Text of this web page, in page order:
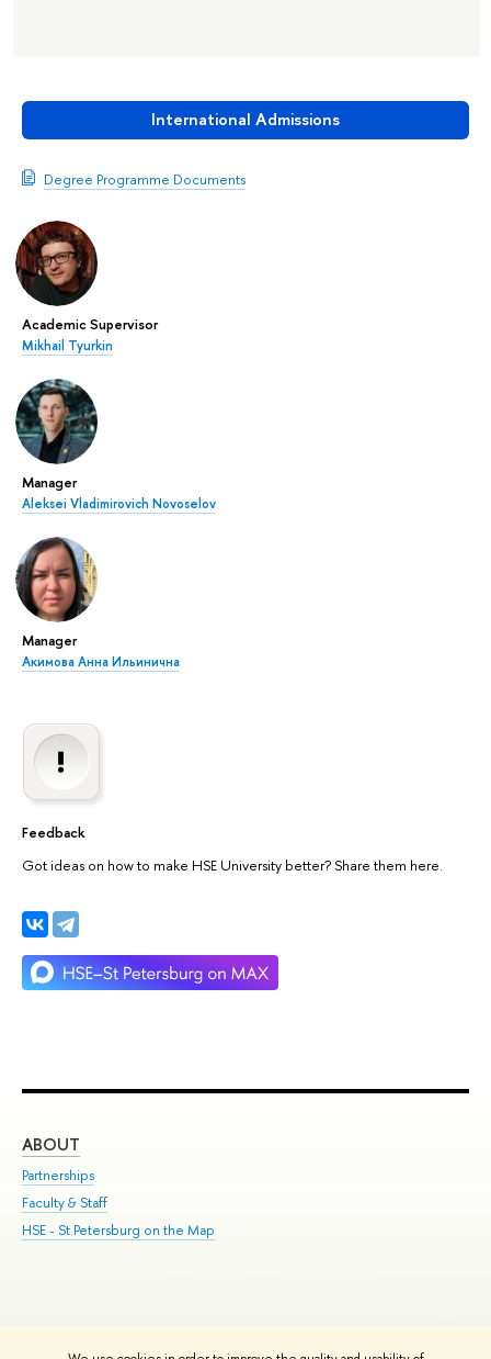
International Admissions
Degree Programme Documents
Academic Supervisor
Mikhail Tyurkin
Manager
Aleksei Vladimirovich Novoselov
Manager
Акимова Анна Ильинична
Feedback
Got ideas on how to make HSE University better? Share them here.
ABOUT
Partnerships
Faculty & Staff
HSE - St.Petersburg on the Map